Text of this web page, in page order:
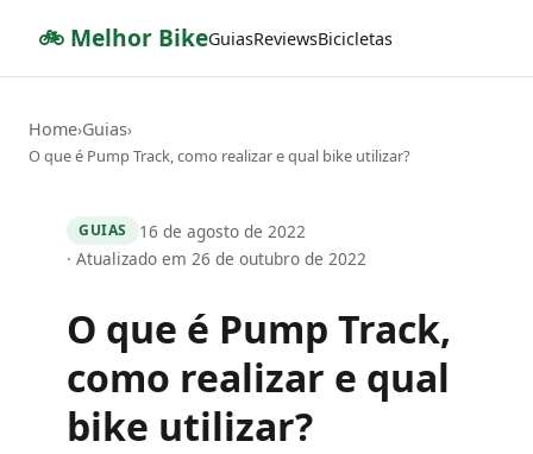
🚲 Melhor BikeGuiasReviewsBicicletas
Home›Guias›
O que é Pump Track, como realizar e qual bike utilizar?
GUIAS
16 de agosto de 2022
· Atualizado em 26 de outubro de 2022
O que é Pump Track,
como realizar e qual
bike utilizar?